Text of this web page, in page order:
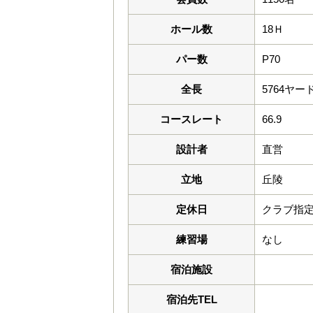
ホール数 18Ｈ
パー数 P70
全長 5764ヤー
コースレート 66.9
設計者 直営
立地 丘陵
定休日 クラブ指
練習場 なし
宿泊施設
宿泊先TEL